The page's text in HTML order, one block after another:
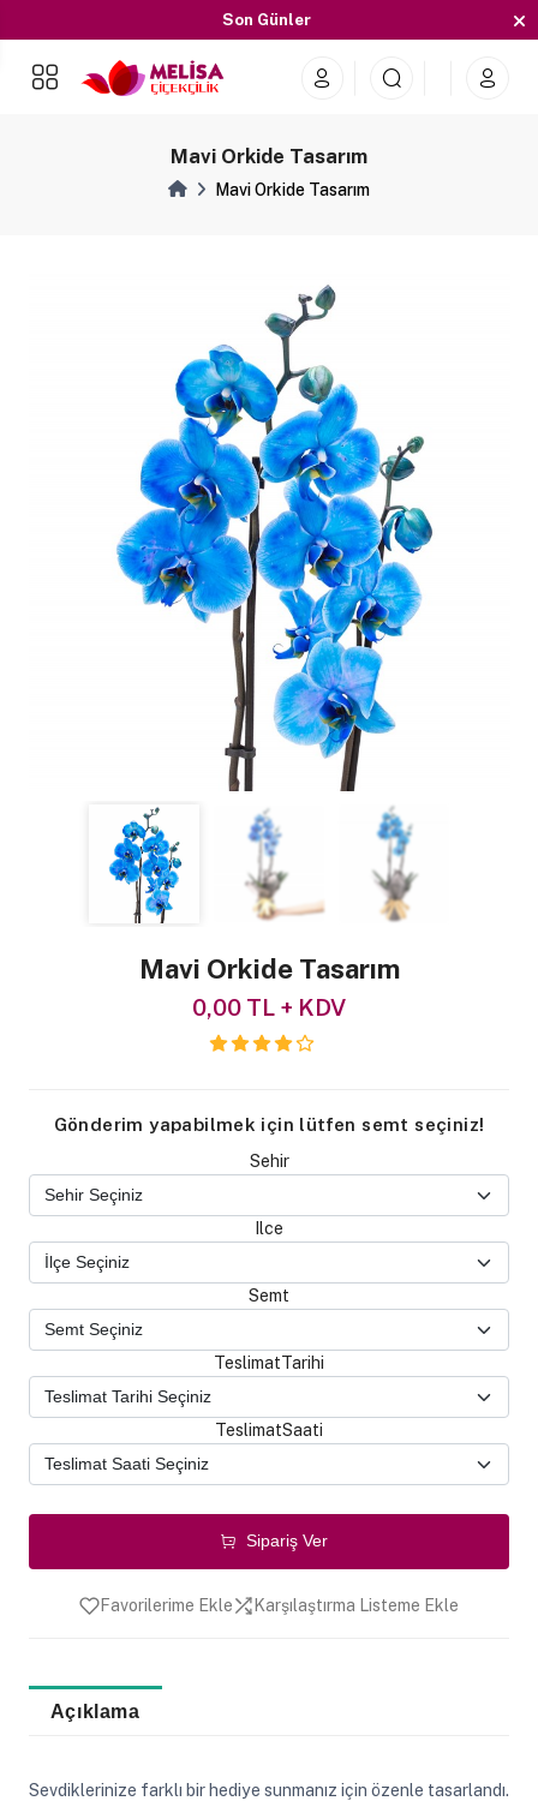
Son Günler
İndirimleri Kaçırmayın
Mavi Orkide Tasarım
Mavi Orkide Tasarım
Mavi Orkide Tasarım
0,00 TL + KDV
Gönderim yapabilmek için lütfen semt seçiniz!
Sehir
Ilce
Semt
TeslimatTarihi
TeslimatSaati
Sipariş Ver
Favorilerime Ekle Karşılaştırma Listeme Ekle
Açıklama
Sevdiklerinize farklı bir hediye sunmanız için özenle tasarlandı.